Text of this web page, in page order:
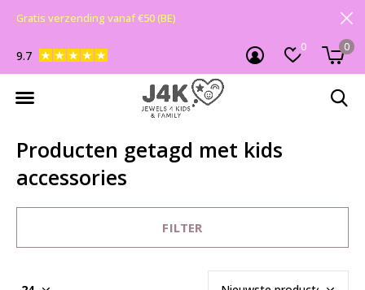
0 0
9.7
Gratis verzending vanaf €50 (BE)
Producten getagd met kids
accessories
FILTER